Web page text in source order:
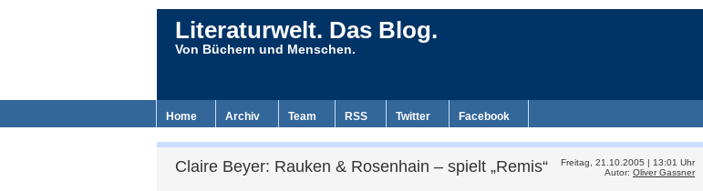
Literaturwelt. Das Blog.
Von Büchern und Menschen.
Home Archiv Team RSS Twitter Facebook
Freitag, 21.10.2005 | 13:01 Uhr
Autor: Oliver Gassner
Claire Beyer: Rauken & Rosenhain – spielt „Remis“